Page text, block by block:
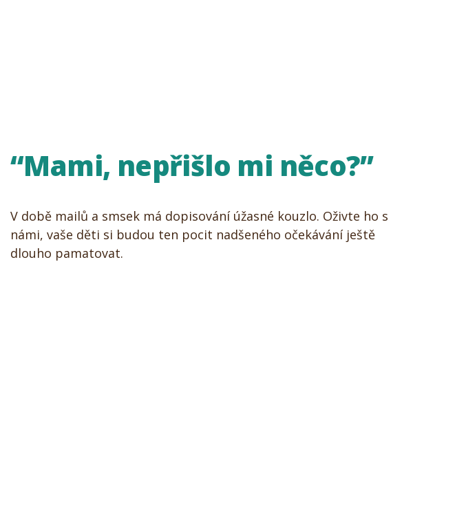
“Mami, nepřišlo mi něco?”
V době mailů a smsek má dopisování úžasné kouzlo. Oživte ho s
námi, vaše děti si budou ten pocit nadšeného očekávání ještě
dlouho pamatovat.